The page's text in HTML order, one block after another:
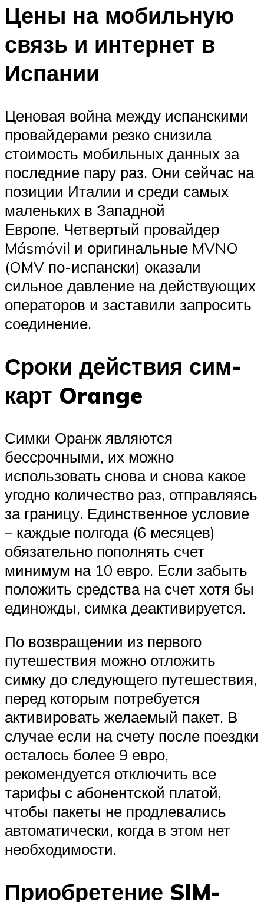
Цены на мобильную
связь и интернет в
Испании
Ценовая война между испанскими
провайдерами резко снизила
стоимость мобильных данных за
последние пару раз. Они сейчас на
позиции Италии и среди самых
маленьких в Западной
Европе. Четвертый провайдер
Másmóvil и оригинальные MVNO
(OMV по-испански) оказали
сильное давление на действующих
операторов и заставили запросить
соединение.
Сроки действия сим-
карт Orange
Симки Оранж являются
бессрочными, их можно
использовать снова и снова какое
угодно количество раз, отправляясь
за границу. Единственное условие
– каждые полгода (6 месяцев)
обязательно пополнять счет
минимум на 10 евро. Если забыть
положить средства на счет хотя бы
единожды, симка деактивируется.
По возвращении из первого
путешествия можно отложить
симку до следующего путешествия,
перед которым потребуется
активировать желаемый пакет. В
случае если на счету после поездки
осталось более 9 евро,
рекомендуется отключить все
тарифы с абонентской платой,
чтобы пакеты не продлевались
автоматически, когда в этом нет
необходимости.
Приобретение SIM-